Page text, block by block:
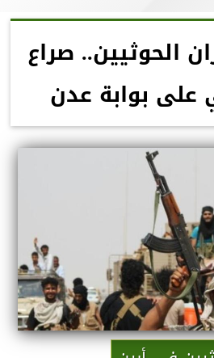
الحوثيين.. صراع
على بوابة عدن